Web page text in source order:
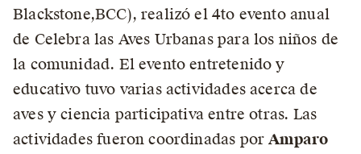
Blackstone,BCC), realizó el 4to evento anual
de Celebra las Aves Urbanas para los niños de
la comunidad. El evento entretenido y
educativo tuvo varias actividades acerca de
aves y ciencia participativa entre otras. Las
actividades fueron coordinadas porAmparo